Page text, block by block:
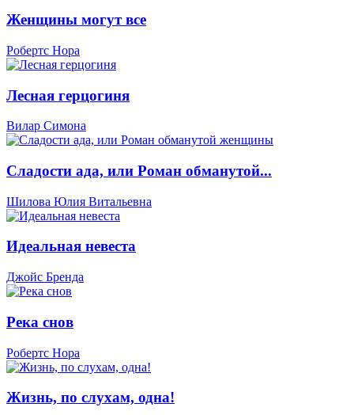
Женщины могут все
Робертс Нора
Лесная герцогиня
Вилар Симона
Сладости ада, или Роман обманутой...
Шилова Юлия Витальевна
Идеальная невеста
Джойс Бренда
Река снов
Робертс Нора
Жизнь, по слухам, одна!